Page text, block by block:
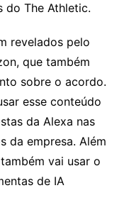
do The Athletic.
revelados pelo
que também
sobre o acordo.
esse conteúdo
da Alexa nas
da empresa. Além
vai usar o
de IA